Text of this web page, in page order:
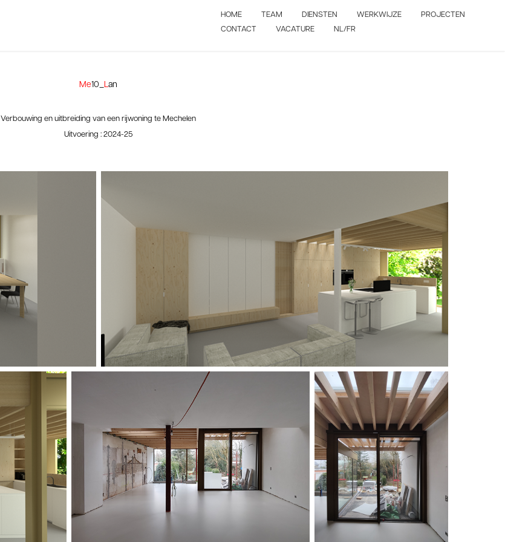
HOME TEAM DIENSTEN WERKWIJZE
PROJECTEN
CONTACT
VACATURE NL/FR
Me10_Lan
Verbouwing en uitbreiding van een rijwoning te Mechelen
Uitvoering : 2024-25